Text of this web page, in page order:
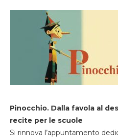
Pinocchio. Dalla favola al
recite per le scuole
Si rinnova l’appuntamento